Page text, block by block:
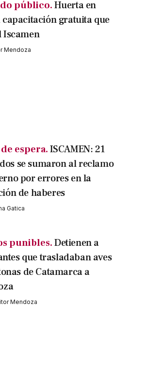
público.Huerta en
capacitación gratuita que
Iscamen
Mendoza
espera.ISCAMEN: 21
se sumaron al reclamo
por errores en la
de haberes
Gatica
punibles.Detienen a
que trasladaban aves
de Catamarca a
Mendoza